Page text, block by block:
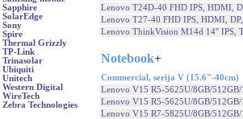
Sapphire
SolarEdge
Sony
Spire
Thermal Grizzly
TP-Link
Trinasolar
Ubiquiti
Unitech
Western Digital
WireTech
Zebra Technologies
Lenovo T24D-40 FHD IPS, HDMI,
Lenovo T27-40 FHD IPS, HDMI,
Lenovo ThinkVision M14d 14'' IPS,
Notebook+
Commercial, serija V (15.6"-40cm)
Lenovo V15 R5-5625U/8GB/512GB/
Lenovo V15 R5-5625U/8GB/
Lenovo V15 R7-5825U/8GB/512GB/